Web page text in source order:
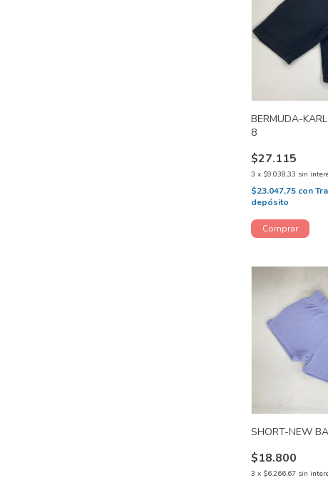
BERMUDA-
8
$27.115
3 x $9.038,33 sin
$23.047,75 con
depósito
SHORT-NEW
$18.800
3 x $6.266,67 sin